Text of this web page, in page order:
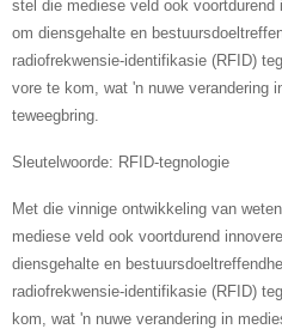
stel die mediese veld ook voortdurend
om diensgehalte en
radiofrekwensie-identifikasie (RFID)
vore te kom, wat 'n nuwe verandering
teweegbring.
Sleutelwoorde: RFID-tegnologie
Met die vinnige ontwikkeling van
mediese veld ook voortdurend
diensgehalte en
radiofrekwensie-identifikasie (RFID)
kom, wat 'n nuwe verandering in